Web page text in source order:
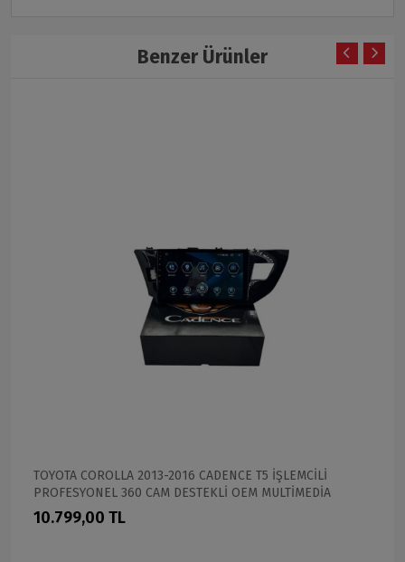
Benzer Ürünler
TOYOTA COROLLA 2013-2016 CADENCE T5 İŞLEMCİLİ
PROFESYONEL 360 CAM DESTEKLİ OEM MULTİMEDİA
10.799,00 TL